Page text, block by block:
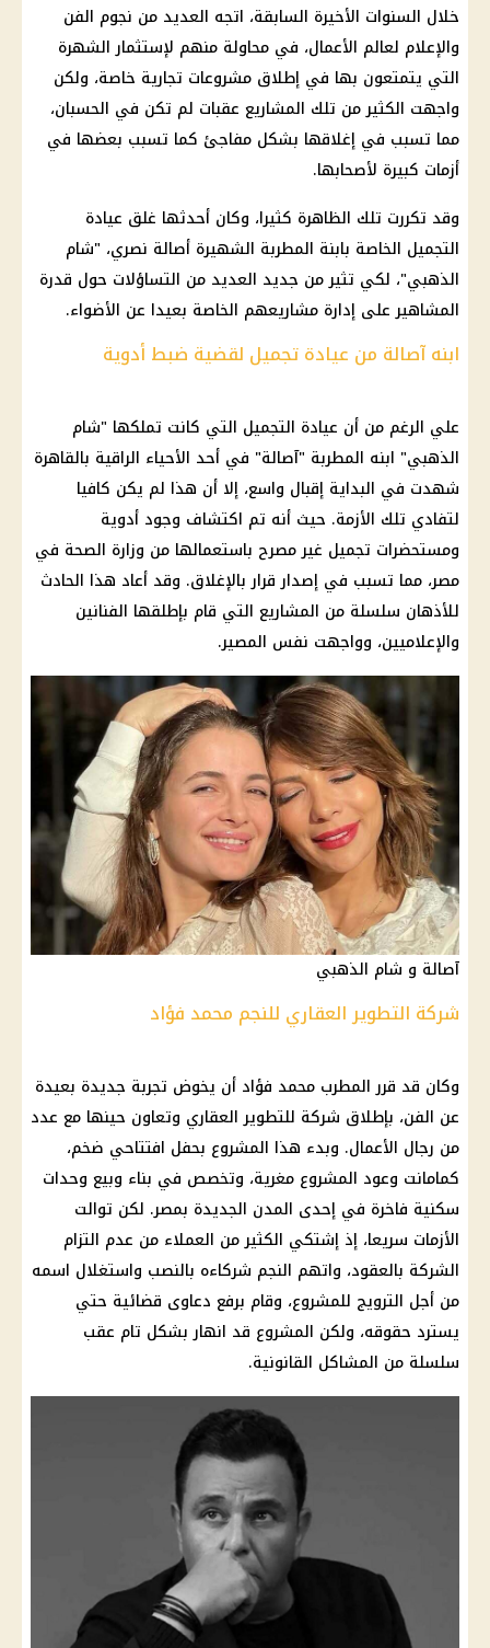
خلال السنوات الأخيرة السابقة، اتجه العديد من نجوم الفن
والإعلام لعالم الأعمال، في محاولة منهم لإستثمار الشهرة
التي يتمتعون بها في إطلاق مشروعات تجارية خاصة، ولكن
واجهت الكثير من تلك المشاريع عقبات لم تكن في الحسبان،
مما تسبب في إغلاقها بشكل مفاجئ كما تسبب بعضها في
أزمات كبيرة لأصحابها.
وقد تكررت تلك الظاهرة كثيرا، وكان أحدثها غلق عيادة
التجميل الخاصة بابنة المطربة الشهيرة أصالة نصري، "شام
الذهبي"، لكي تثير من جديد العديد من التساؤلات حول قدرة
المشاهير على إدارة مشاريعهم الخاصة بعيدا عن الأضواء.
ابنه آصالة من عيادة تجميل لقضية ضبط أدوية
علي الرغم من أن عيادة التجميل التي كانت تملكها "شام
الذهبي" ابنه المطربة "آصالة" في أحد الأحياء الراقية بالقاهرة
شهدت في البداية إقبال واسع، إلا أن هذا لم يكن كافيا
لتفادي تلك الأزمة. حيث أنه تم اكتشاف وجود أدوية
ومستحضرات تجميل غير مصرح باستعمالها من وزارة الصحة في
مصر، مما تسبب في إصدار قرار بالإغلاق. وقد أعاد هذا الحادث
للأذهان سلسلة من المشاريع التي قام بإطلقها الفنانين
والإعلاميين، وواجهت نفس المصير.
آصالة و شام الذهبي
شركة التطوير العقاري للنجم محمد فؤاد
وكان قد قرر المطرب محمد فؤاد أن يخوض تجربة جديدة بعيدة
عن الفن، بإطلاق شركة للتطوير العقاري وتعاون حينها مع عدد
من رجال الأعمال. وبدء هذا المشروع بحفل افتتاحي ضخم،
كمامانت وعود المشروع مغرية، وتخصص في بناء وبيع وحدات
سكنية فاخرة في إحدى المدن الجديدة بمصر. لكن توالت
الأزمات سريعا، إذ إشتكي الكثير من العملاء من عدم التزام
الشركة بالعقود، واتهم النجم شركاءه بالنصب واستغلال اسمه
من أجل الترويج للمشروع، وقام برفع دعاوى قضائية حتي
يسترد حقوقه، ولكن المشروع قد انهار بشكل تام عقب
سلسلة من المشاكل القانونية.